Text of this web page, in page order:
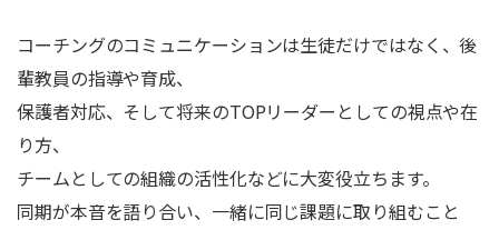
コーチングのコミュニケーションは生徒だけではなく、後
輩教員の指導や育成、
保護者対応、そして将来のTOPリーダーとしての視点や在
り方、
チームとしての組織の活性化などに大変役立ちます。
同期が本音を語り合い、一緒に同じ課題に取り組むこと